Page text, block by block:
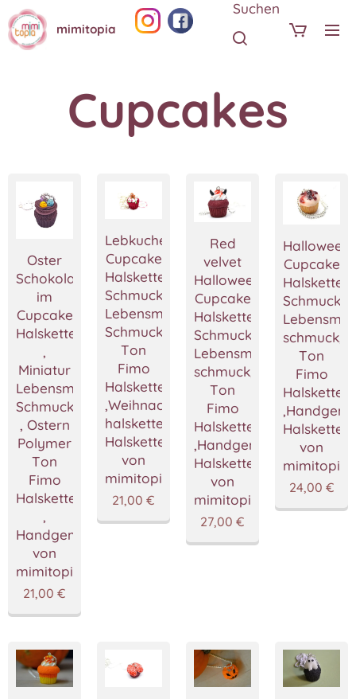
mimitopia
Suchen
Cupcakes
Oster
Schokoladeneier
im
Cupcake
Halskette
,
Miniatur
Lebensmittel
Schmuck
, Ostern
Polymer
Ton
Fimo
Halskette
,
Handgemacht
von
mimitopia
21,00 €
Lebkuchenmann
Cupcake
Halskette,Cupcake
Schmuck,Miniatur
Lebensmittel
Schmuck,Polymer
Ton
Fimo
Halskette
,Weihnachts
halskette,Handgemacht
Halskette
von
mimitopia
21,00 €
Red
velvet
Halloween
Cupcake
Halskette,Cupcake
Schmuck,Miniatur
Lebensmittel
schmuck,Polymer
Ton
Fimo
Halskette
,Handgemacht
Halskette
von
mimitopia
27,00 €
Halloween
Cupcake
Ton
Fimo
Halskette
Halskette
von
mimitopia
24,00 €